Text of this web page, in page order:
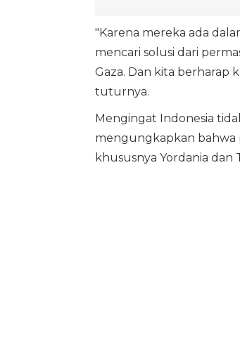
"Karena mereka ada
mencari solusi dari
Gaza. Dan kita berharap
tuturnya.
Mengingat Indonesia
mengungkapkan bahwa
khususnya Yordania